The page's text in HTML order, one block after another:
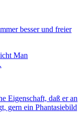
Man